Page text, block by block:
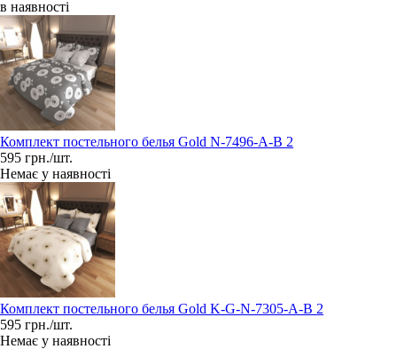
в наявності
Комплект постельного белья Gold N-7496-A-B 2
595 грн./шт.
Немає у наявності
Комплект постельного белья Gold K-G-N-7305-A-B 2
595 грн./шт.
Немає у наявності